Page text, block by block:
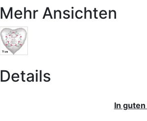
Mehr Ansichten
Details
In